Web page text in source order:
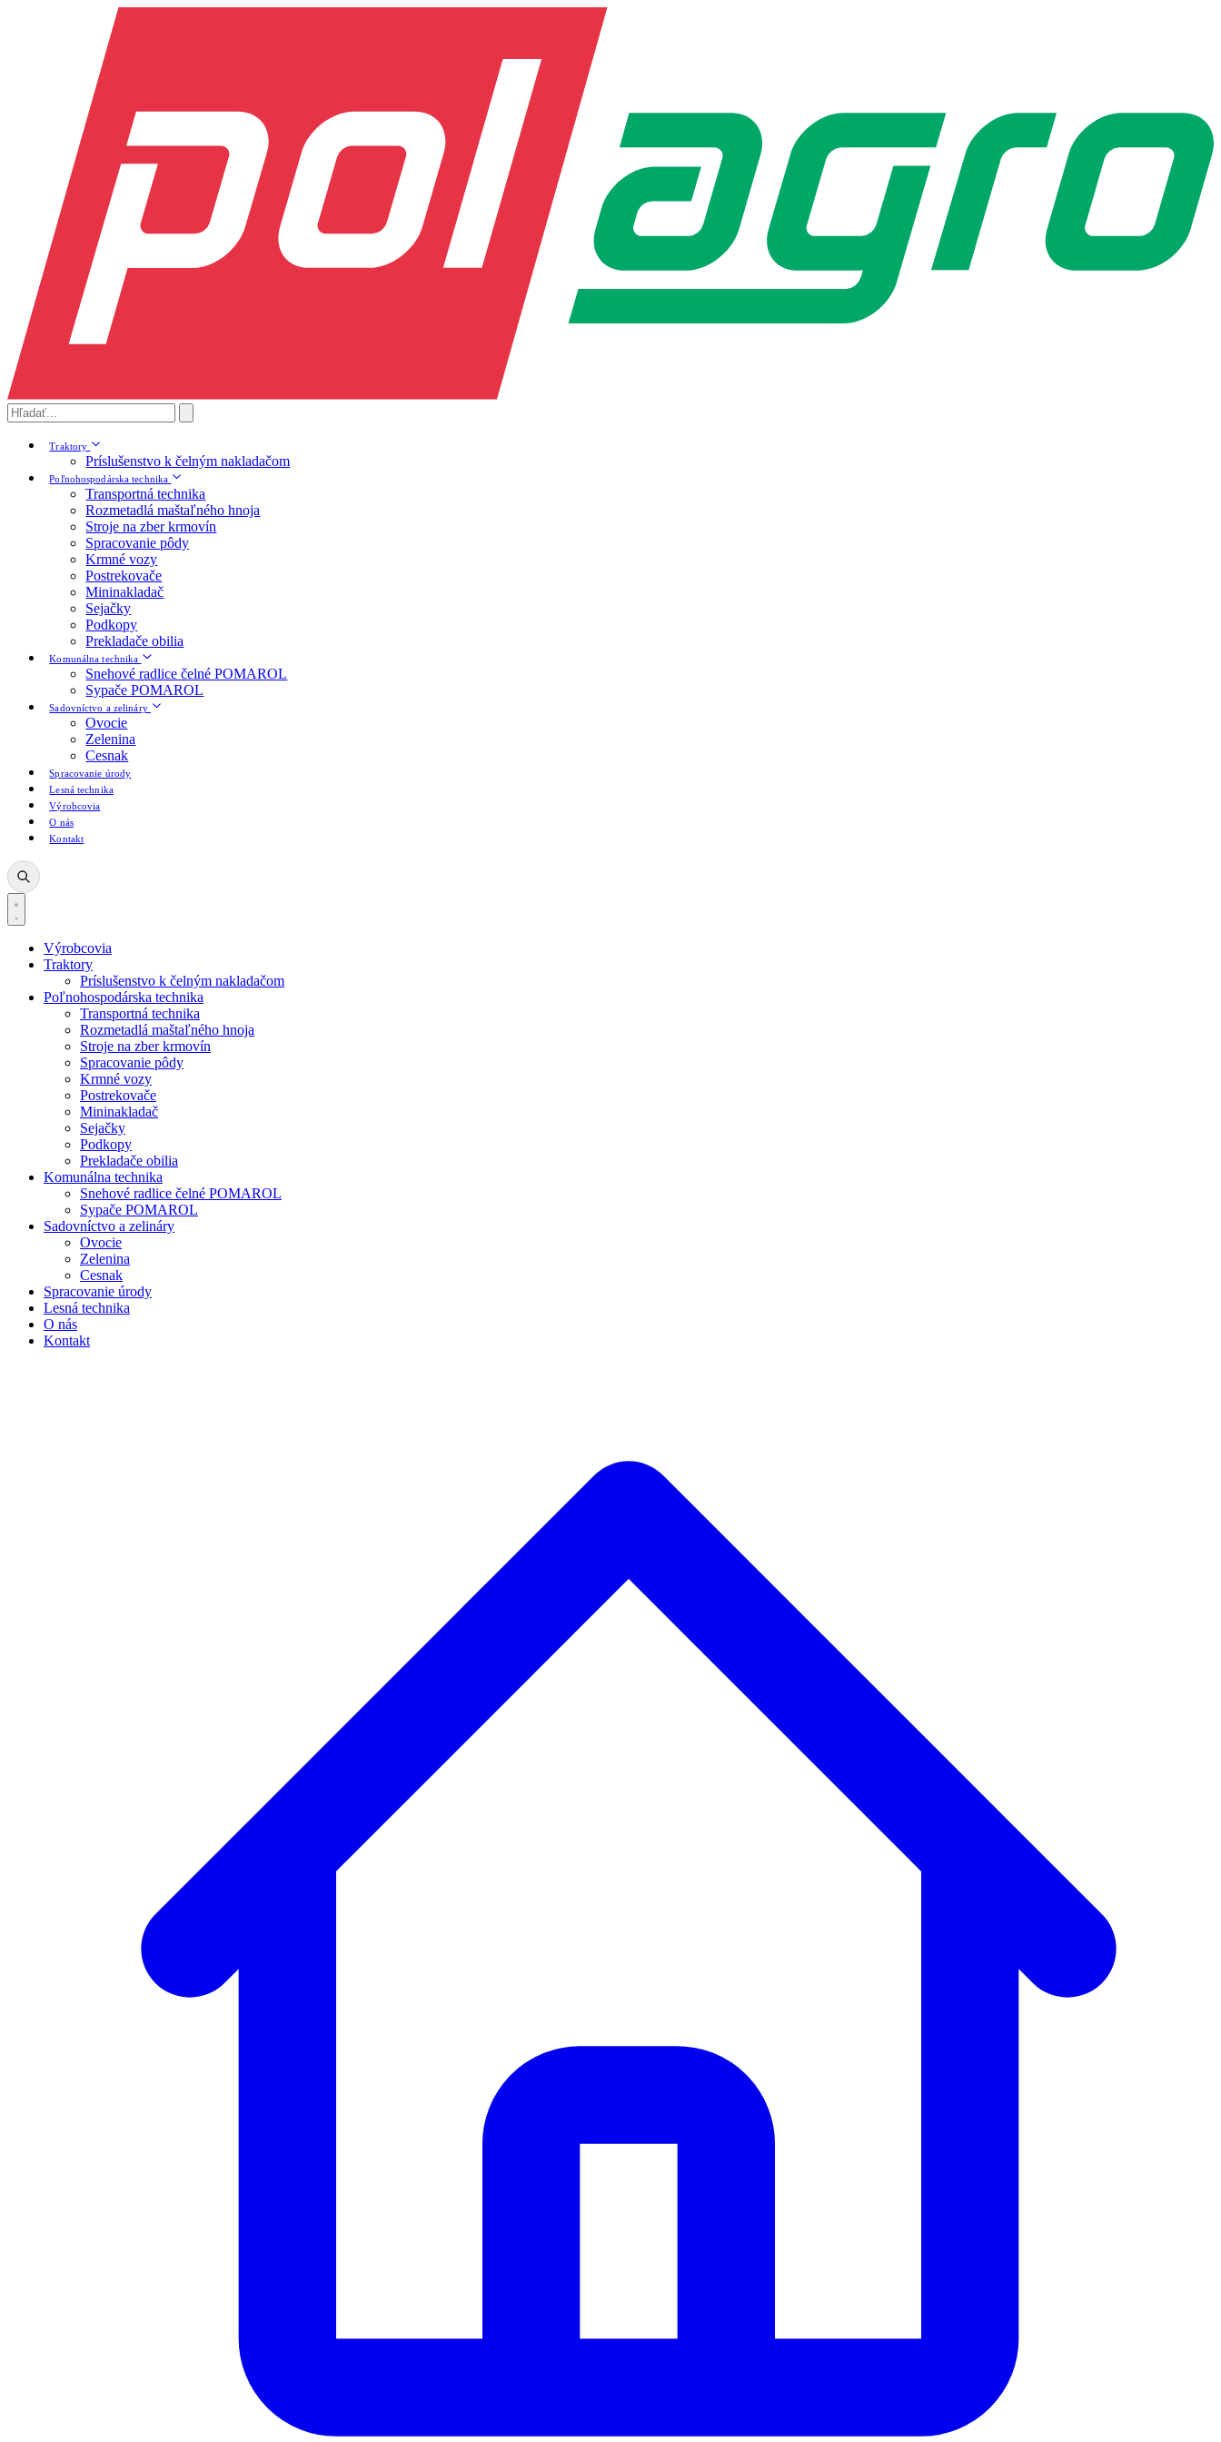
Traktory
Príslušenstvo k čelným nakladačom
Poľnohospodárska technika
Transportná technika
Rozmetadlá maštaľného hnoja
Stroje na zber krmovín
Spracovanie pôdy
Krmné vozy
Postrekovače
Mininakladač
Sejačky
Podkopy
Prekladače obilia
Komunálna technika
Snehové radlice čelné POMAROL
Sypače POMAROL
Sadovníctvo a zelináry
Ovocie
Zelenina
Cesnak
Spracovanie úrody
Lesná technika
Výrobcovia
O nás
Kontakt
Výrobcovia
Traktory
Príslušenstvo k čelným nakladačom
Poľnohospodárska technika
Transportná technika
Rozmetadlá maštaľného hnoja
Stroje na zber krmovín
Spracovanie pôdy
Krmné vozy
Postrekovače
Mininakladač
Sejačky
Podkopy
Prekladače obilia
Komunálna technika
Snehové radlice čelné POMAROL
Sypače POMAROL
Sadovníctvo a zelináry
Ovocie
Zelenina
Cesnak
Spracovanie úrody
Lesná technika
O nás
Kontakt